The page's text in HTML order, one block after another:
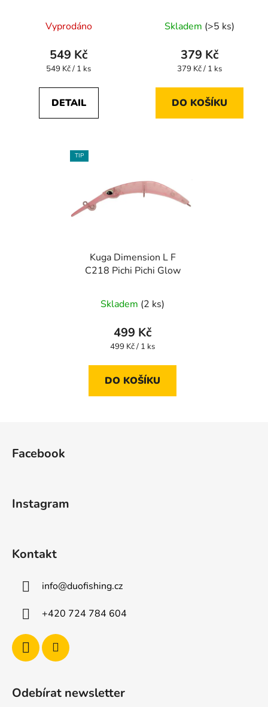
Vyprodáno
549 Kč
Měrná
549 Kč / 1 ks
DETAIL
Skladem (>5 ks)
379 Kč
Měrná
379 Kč / 1 ks
DO KOŠÍKU
TIP
Kuga Dimension L F
C218 Pichi Pichi Glow
Skladem (2 ks)
499 Kč
Měrná
499 Kč / 1 ks
DO KOŠÍKU
Facebook
Instagram
Kontakt
info@duofishing.cz
+420 724 784 604
Odebírat newsletter